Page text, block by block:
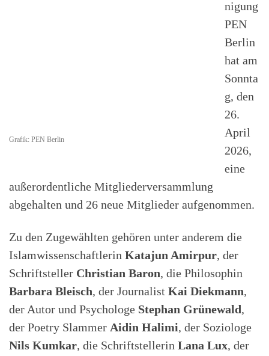
Grafik: PEN Berlin
nigung
PEN
Berlin
hat am
Sonnta
g, den
26.
April
2026,
eine
außerordentliche Mitgliederversammlung
abgehalten und 26 neue Mitglieder aufgenommen.
Zu den Zugewählten gehören unter anderem die
Islamwissenschaftlerin Katajun Amirpur, der
Schriftsteller Christian Baron, die Philosophin
Barbara Bleisch, der Journalist Kai Diekmann,
der Autor und Psychologe Stephan Grünewald,
der Poetry Slammer Aidin Halimi, der Soziologe
Nils Kumkar, die Schriftstellerin Lana Lux, der